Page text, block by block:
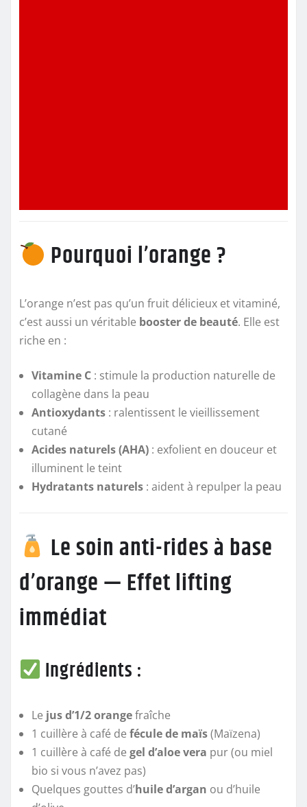
Pourquoi l’orange ?
L’orange n’est pas qu’un fruit délicieux et vitaminé,
c’est aussi un véritable booster de beauté. Elle est
riche en :
Vitamine C : stimule la production naturelle de
collagène dans la peau
Antioxydants : ralentissent le vieillissement
cutané
Acides naturels (AHA) : exfolient en douceur et
illuminent le teint
Hydratants naturels : aident à repulper la peau
Le soin anti-rides à base
d’orange — Effet lifting
immédiat
Ingrédients :
Le jus d’1/2 orangefraîche
1 cuillère à café de fécule de maïs(Maïzena)
1 cuillère à café de gel d’aloe vera pur (ou miel
bio si vous n’avez pas)
Quelques gouttes d’huile d’argan ou d’huile